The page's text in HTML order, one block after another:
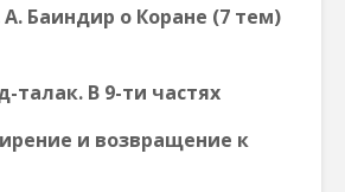
Баиндир о Коране (7 тем)
талак. В 9-ти частях
и возвращение к